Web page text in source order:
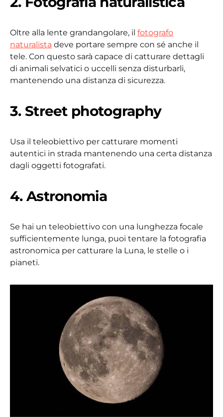
Oltre alla lente grandangolare, il fotografo
naturalista deve portare sempre con sé anche il
tele. Con questo sarà capace di catturare dettagli
di animali selvatici o uccelli senza disturbarli,
mantenendo una distanza di sicurezza.
3. Street photography
Usa il teleobiettivo per catturare momenti
autentici in strada mantenendo una certa distanza
dagli oggetti fotografati.
4. Astronomia
Se hai un teleobiettivo con una lunghezza focale
sufficientemente lunga, puoi tentare la fotografia
astronomica per catturare la Luna, le stelle o i
pianeti.